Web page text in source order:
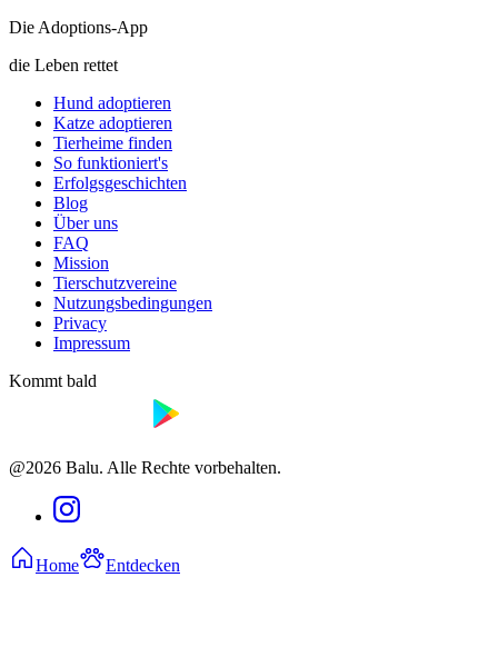
Die Adoptions-App
die Leben rettet
Hund adoptieren
Katze adoptieren
Tierheime finden
So funktioniert's
Erfolgsgeschichten
Blog
Über uns
FAQ
Mission
Tierschutzvereine
Nutzungsbedingungen
Privacy
Impressum
Kommt bald
@2026 Balu. Alle Rechte vorbehalten.
Home Entdecken